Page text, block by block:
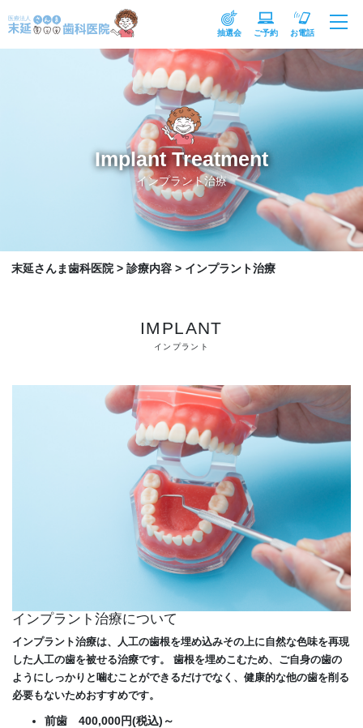
Implant Treatment
インプラント治療
末延さんま歯科医院 > 診療内容 > インプラント治療
IMPLANT
インプラント
インプラント治療について
インプラント治療は、人工の歯根を埋め込みその上に自然な色味を再現
した人工の歯を被せる治療です。 歯根を埋めこむため、ご自身の歯の
ようにしっかりと噛むことができるだけでなく、健康的な他の歯を削る
必要もないためおすすめです。
前歯 400,000円(税込)～
ご予約 お電話
抽選会